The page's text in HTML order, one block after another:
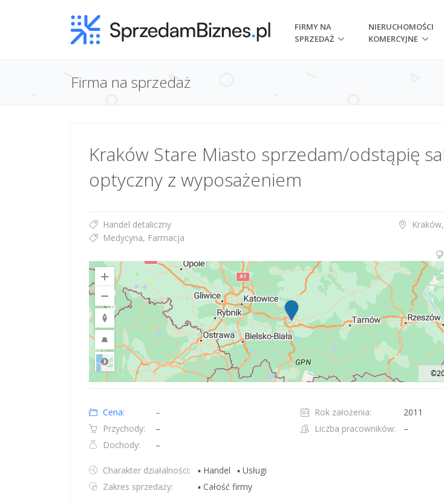
FIRMY NA
SPRZEDAŻ
NIERUCHOMOŚCI
KOMERCYJNE
Firma na sprzedaż
Kraków Stare Miasto sprzedam/odstąpię
optyczny z wyposażeniem
Handel detaliczny
Medycyna, Farmacja
Map shortcuts: Zoom out: hyphen. Zoom in: plus. Pan right 100 pixels: right arrow. Pan left 100 pixels: left
Road
Cena:
–
Przychody:
–
Dochody:
–
Rok założenia:
2011
Liczba pracowników:
–
Charakter działalności: ▪ Handel
▪ Usługi
Zakres sprzedaży:
▪ Całość firmy